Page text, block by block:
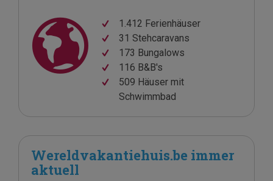
1.412 Ferienhäuser
31 Stehcaravans
173 Bungalows
116 B&B's
509 Häuser mit
Schwimmbad
Wereldvakantiehuis.be immer
aktuell